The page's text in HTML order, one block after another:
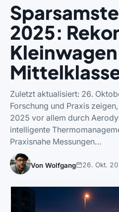
2025:
Zuletzt aktualisiert: 26.
Forschung und Praxis
2025 vor allem durch
intelligente
Praxisnahe Messungen…
Von Wolfgang 26. Okt.